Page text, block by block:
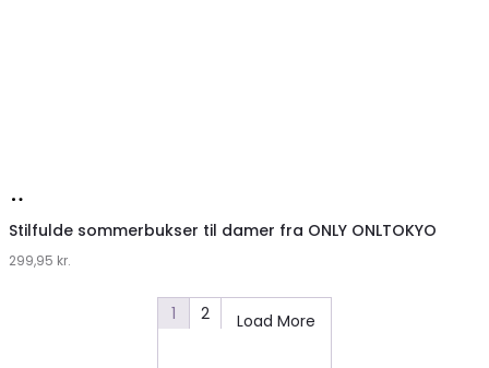
hos
Klædeskabet.dk
Stilfulde sommerbukser til damer fra ONLY ONLTOKYO
299,95 kr.
1 2 Load More